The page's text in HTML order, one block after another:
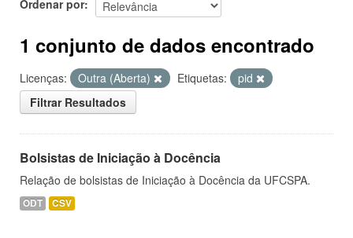
Ordenar por
1 conjunto de dados encontrado
Licenças: Outra (Aberta) Etiquetas:
pid
Filtrar Resultados
Bolsistas de Iniciação à Docência
Relação de bolsistas de Iniciação à Docência da UFCSPA.
ODT CSV